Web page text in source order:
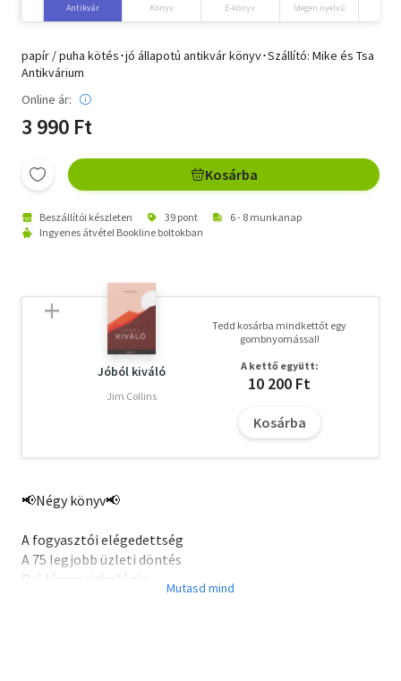
Természettudomány
Történelem
Vallás
Antikvár Könyv E-könyv Idegen nyelvű
papír / puha kötés･jó állapotú antikvár könyv･Szállító: Mike és Tsa
Antikvárium
Online ár:
3 990 Ft
Kosárba
Beszállítói készleten 39 pont
6 - 8 munkanap
Ingyenes átvétel Bookline boltokban
Jóból kiváló
Jim Collins
Tedd kosárba mindkettőt egy
gombnyomással!
A kettő együtt:
10 200 Ft
Kosárba
📢Négy könyv📢
A fogyasztói elégedettség
A 75 legjobb üzleti döntés
Reklámpszichológia
A kiemelkedően sikeres emberek 7 szokása